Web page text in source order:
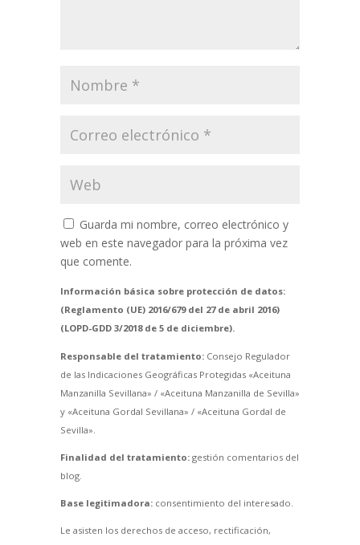
Guarda mi nombre, correo electrónico y
web en este navegador para la próxima vez
que comente.
Información básica sobre protección de datos:
(Reglamento (UE) 2016/679 del 27 de abril 2016)
(LOPD-GDD 3/2018 de 5 de diciembre).
Responsable del tratamiento:Consejo Regulador
de las Indicaciones Geográficas Protegidas «Aceituna
Manzanilla Sevillana» / «Aceituna Manzanilla de Sevilla»
y «Aceituna Gordal Sevillana» / «Aceituna Gordal de
Sevilla».
Finalidad del tratamiento:gestión comentarios del
blog.
Base legitimadora:consentimiento del interesado.
Le asisten los derechos de acceso, rectificación,